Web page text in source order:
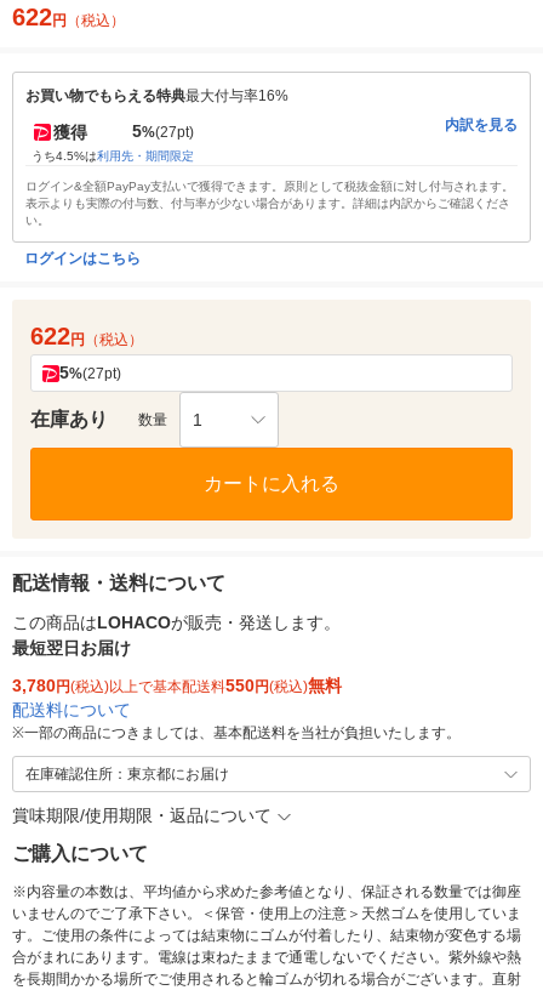
622円 （税込）
お買い物でもらえる特典最大付与率16%
獲得 5%(27pt)
うち4.5%は利用先・期間限定
内訳を見る
ログイン&全額PayPay支払いで獲得できます。原則として税抜金額に対し付与されます。
表示よりも実際の付与数、付与率が少ない場合があります。詳細は内訳からご確認くださ
い。
ログインはこちら
622円 （税込）
5%(27pt)
在庫あり 数量 1
カートに入れる
配送情報・送料について
この商品はLOHACOが販売・発送します。
最短翌日お届け
3,780円(税込)以上で基本配送料550円(税込)無料
配送料について
※一部の商品につきましては、基本配送料を当社が負担いたします。
在庫確認住所：東京都にお届け
賞味期限/使用期限・返品について
ご購入について
※内容量の本数は、平均値から求めた参考値となり、保証される数量では御座
いませんのでご了承下さい。＜保管・使用上の注意＞天然ゴムを使用していま
す。ご使用の条件によっては結束物にゴムが付着したり、結束物が変色する場
合がまれにあります。電線は束ねたままで通電しないでください。紫外線や熱
を長期間かかる場所でご使用されると輪ゴムが切れる場合がございます。直射